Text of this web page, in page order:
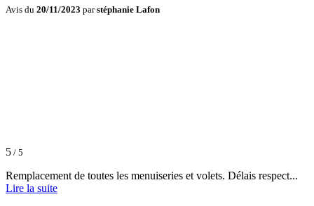
Avis du 20/11/2023 parstéphanie Lafon
5 / 5
Remplacement de toutes les menuiseries et volets. Délais respect...
Lire la suite